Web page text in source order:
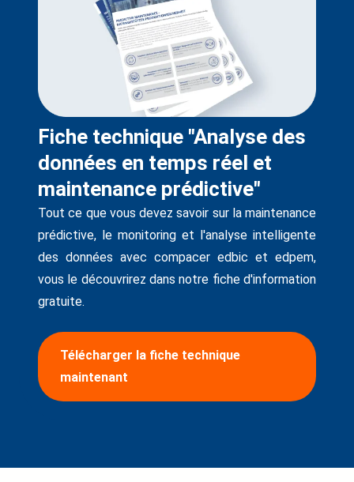
Fiche technique "Analyse des
données en temps réel et
maintenance prédictive"
Tout ce que vous devez savoir sur la maintenance
prédictive, le monitoring et l'analyse intelligente
des données avec compacer edbic et edpem,
vous le découvrirez dans notre fiche d'information
gratuite.
Télécharger la fiche technique
maintenant